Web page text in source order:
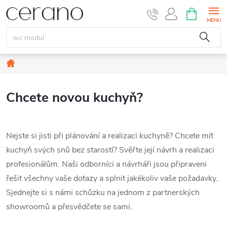
Přejít
na
obsah
NÁKUPNÍ
KOŠÍK
Chcete novou kuchyň?
Nejste si jisti při plánování a realizaci kuchyně? Chcete mít
kuchyň svých snů bez starostí? Svěřte její návrh a realizaci
profesionálům. Naši odborníci a návrháři jsou připraveni
řešit všechny vaše dotazy a splnit jakékoliv vaše požadavky.
Sjednejte si s námi schůzku na jednom z partnerských
showroomů a přesvědčete se sami.